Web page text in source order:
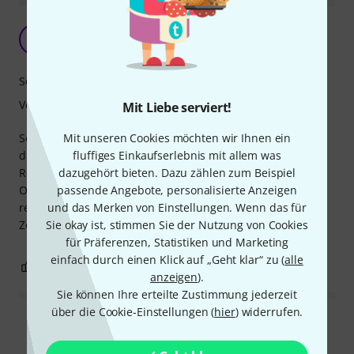
Mit Liebe serviert!
Mit unseren Cookies möchten wir Ihnen ein
fluffiges Einkaufserlebnis mit allem was
dazugehört bieten. Dazu zählen zum Beispiel
passende Angebote, personalisierte Anzeigen
und das Merken von Einstellungen. Wenn das für
Sie okay ist, stimmen Sie der Nutzung von Cookies
für Präferenzen, Statistiken und Marketing
einfach durch einen Klick auf „Geht klar“ zu (alle
anzeigen).
Sie können Ihre erteilte Zustimmung jederzeit
über die Cookie-Einstellungen (hier) widerrufen.
Mic Bard 04.07.2025
Sehr gute Ergänzung und wie auch immer sie es machen,
die Saiten halten doppelt so lange wie, zum Beispiel, die
Regal Slinkys.Sind sind robuster und halten das
Obertonverhalten länger auf hohem Niveau. Somit
rechtfertigt sich der Preis. Wenn jetzt keine weiteren US
Zölle kommen...
Sound
Verarbeitung
0 BEWERTUNG MELDEN
Alle Bewertungen lesen